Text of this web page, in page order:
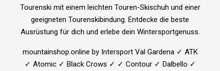
Tourenski mit einem leichten Touren-Skischuh und einer
geeigneten Tourenskibindung. Entdecke die beste
Ausrüstung für dich und erlebe dein Wintersportgenuss.
mountainshop.online by Intersport Val Gardena ✓ ATK
✓ Atomic ✓ Black Crows ✓ ✓ Contour ✓ Dalbello ✓